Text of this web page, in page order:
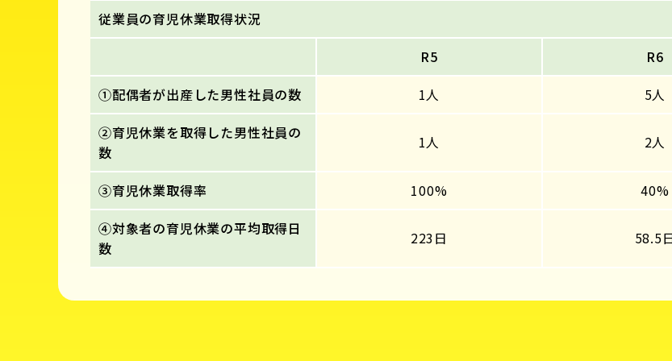
従業員の育児休業取得状況
R5
R6
①配偶者が出産した男性社員の数
1人 5人
②育児休業を取得した男性社員の
数
1人 2人
③育児休業取得率 100% 40%
④対象者の育児休業の平均取得日
数
223日 58.5